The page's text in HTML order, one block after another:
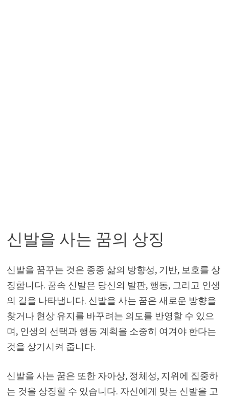
신발을 사는 꿈의 상징
신발을 꿈꾸는 것은 종종 삶의 방향성, 기반, 보호를 상
징합니다. 꿈속 신발은 당신의 발판, 행동, 그리고 인생
의 길을 나타냅니다. 신발을 사는 꿈은 새로운 방향을
찾거나 현상 유지를 바꾸려는 의도를 반영할 수 있으
며, 인생의 선택과 행동 계획을 소중히 여겨야 한다는
것을 상기시켜 줍니다.
신발을 사는 꿈은 또한 자아상, 정체성, 지위에 집중하
는 것을 상징할 수 있습니다. 자신에게 맞는 신발을 고